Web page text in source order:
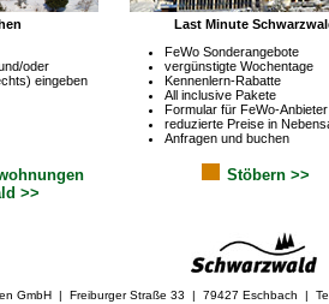
oder
eingeben
>>
Last Minute
FeWo Sonderangebote
vergünstigte Wochentage
Kennenlern-Rabatte
All inclusive Pakete
Formular für FeWo-Anbieter
reduzierte Preise in
Anfragen und buchen
Stöbern >>
GmbH | Freiburger Straße 33 | 79427 Eschbach |